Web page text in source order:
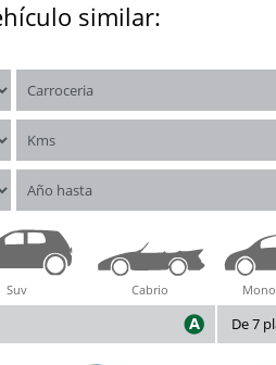
similar:
Carrocerías
Kms
Año hasta
Suv Cabrio
De 7